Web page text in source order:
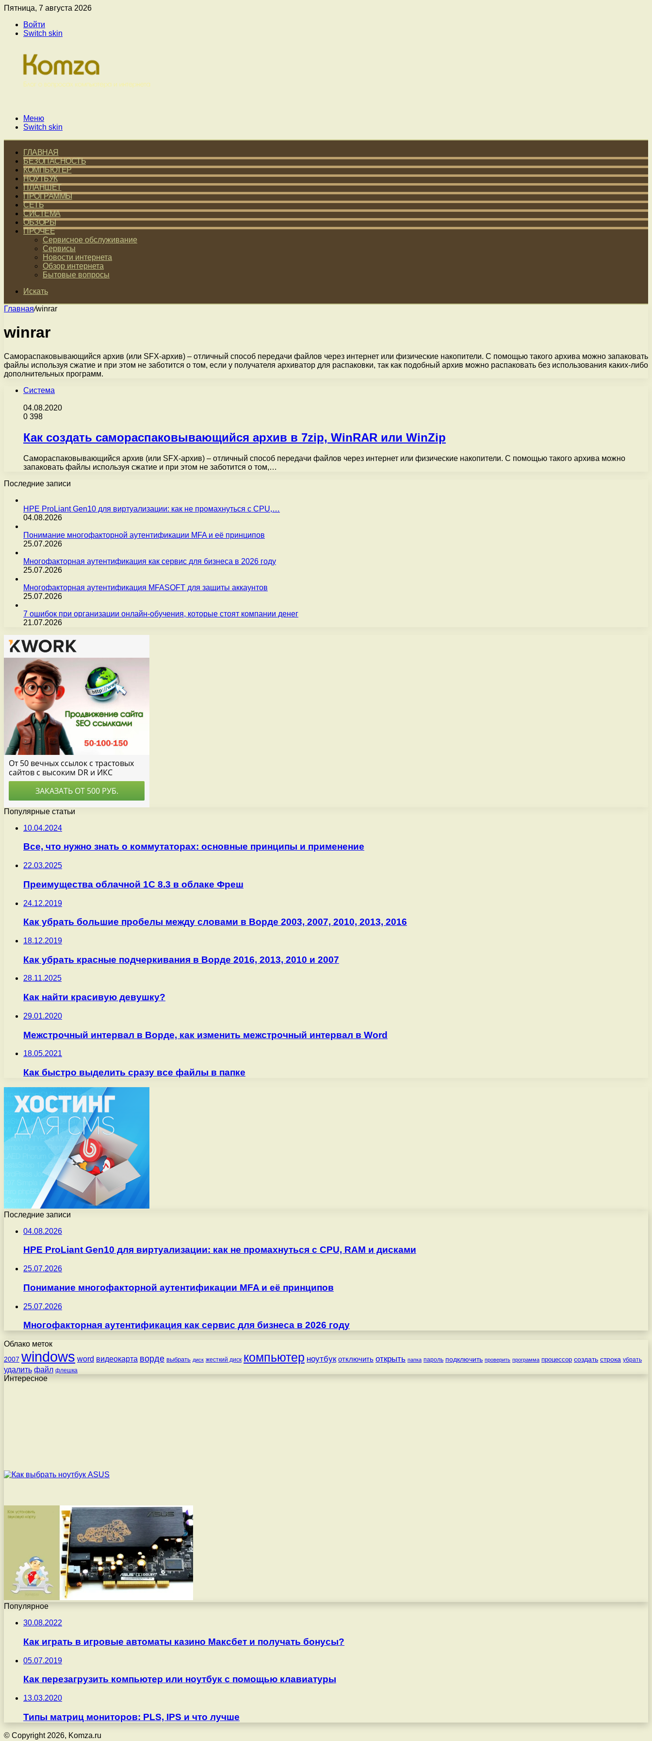
Пятница, 7 августа 2026
Войти
Switch skin
Меню
Switch skin
ГЛАВНАЯ
БЕЗОПАСНОСТЬ
КОМПЬЮТЕР
НОУТБУК
ПЛАНШЕТ
ПРОГРАММЫ
СЕТЬ
СИСТЕМА
ОБЗОРЫ
ПРОЧЕЕ
Сервисное обслуживание
Сервисы
Новости интернета
Обзор интернета
Бытовые вопросы
Искать
Главная/winrar
winrar
Самораспаковывающийся архив (или SFX-архив) – отличный способ передачи файлов через интернет или физические накопители. С помощью такого архива можно запаковать
файлы используя сжатие и при этом не заботится о том, если у получателя архиватор для распаковки, так как подобный архив можно распаковать без использования каких-либо
дополнительных программ.
Система
04.08.2020
0 398
Как создать самораспаковывающийся архив в 7zip, WinRAR или WinZip
Самораспаковывающийся архив (или SFX-архив) – отличный способ передачи файлов через интернет или физические накопители. С помощью такого архива можно
запаковать файлы используя сжатие и при этом не заботится о том,…
Последние записи
HPE ProLiant Gen10 для виртуализации: как не промахнуться с CPU,…
04.08.2026
Понимание многофакторной аутентификации MFA и её принципов
25.07.2026
Многофакторная аутентификация как сервис для бизнеса в 2026 году
25.07.2026
Многофакторная аутентификация MFASOFT для защиты аккаунтов
25.07.2026
7 ошибок при организации онлайн-обучения, которые стоят компании денег
21.07.2026
Популярные статьи
10.04.2024
Все, что нужно знать о коммутаторах: основные принципы и применение
22.03.2025
Преимущества облачной 1С 8.3 в облаке Фреш
24.12.2019
Как убрать большие пробелы между словами в Ворде 2003, 2007, 2010, 2013, 2016
18.12.2019
Как убрать красные подчеркивания в Ворде 2016, 2013, 2010 и 2007
28.11.2025
Как найти красивую девушку?
29.01.2020
Межстрочный интервал в Ворде, как изменить межстрочный интервал в Word
18.05.2021
Как быстро выделить сразу все файлы в папке
Последние записи
04.08.2026
HPE ProLiant Gen10 для виртуализации: как не промахнуться с CPU, RAM и дисками
25.07.2026
Понимание многофакторной аутентификации MFA и её принципов
25.07.2026
Многофакторная аутентификация как сервис для бизнеса в 2026 году
Облако меток
2007 windows word видеокарта ворде выбрать диск жесткий диск компьютер ноутбук отключить открыть папка пароль подключить проверить программа процессор создать строка убрать
удалить файл флешка
Интересное
Популярное
30.08.2022
Как играть в игровые автоматы казино Максбет и получать бонусы?
05.07.2019
Как перезагрузить компьютер или ноутбук с помощью клавиатуры
13.03.2020
Типы матриц мониторов: PLS, IPS и что лучше
© Copyright 2026, Komza.ru